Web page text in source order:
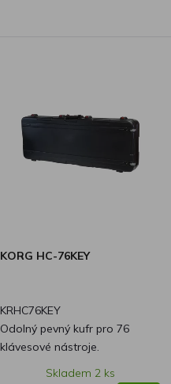
KORG HC-76KEY
KRHC76KEY
Odolný pevný kufr pro 76
klávesové nástroje.
Skladem 2 ks